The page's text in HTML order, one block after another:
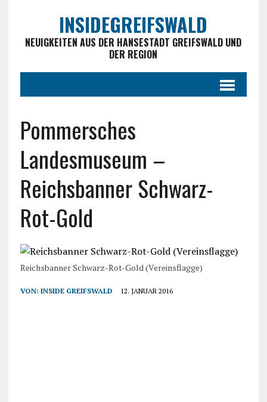
INSIDEGREIFSWALD
NEUIGKEITEN AUS DER HANSESTADT GREIFSWALD UND
DER REGION
Pommersches
Landesmuseum –
Reichsbanner Schwarz-
Rot-Gold
Reichsbanner Schwarz-Rot-Gold (Vereinsflagge)
VON: INSIDE GREIFSWALD 12. JANUAR 2016